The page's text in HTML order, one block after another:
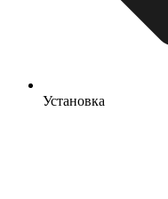
Установка